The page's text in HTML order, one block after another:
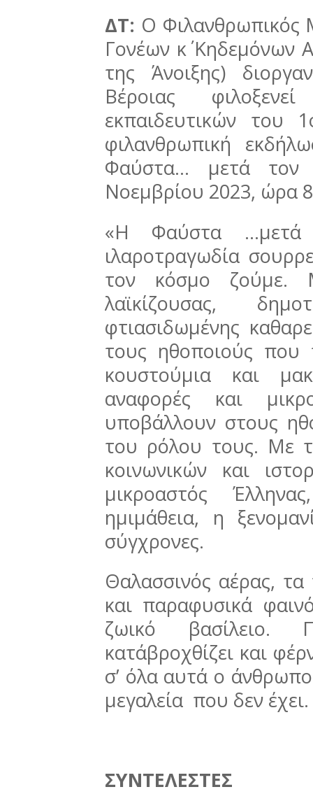
ΔΤ: Ο Φιλανθρωπικός
Γονέων κ΄
της Άνοιξης)
Βέροιας
εκπαιδευτικών του
φιλανθρωπική
Φαύστα… μετά
Νοεμβρίου 2023, ώρα
«Η Φαύστα …μετά
ιλαροτραγωδία
τον κόσμο ζούμε.
λαϊκίζουσας,
φτιασιδωμένης
τους ηθοποιούς που
κουστούμια και
αναφορές και
υποβάλλουν στους
του ρόλου τους. Με
κοινωνικών και
μικροαστός
ημιμάθεια, η
σύγχρονες.
Θαλασσινός αέρας,
και παραφυσικά
ζωικό βασίλειο.
κατάβροχθίζει και
σ’ όλα αυτά ο
μεγαλεία που δεν έχει.
ΣΥΝΤΕΛΕΣΤΕΣ